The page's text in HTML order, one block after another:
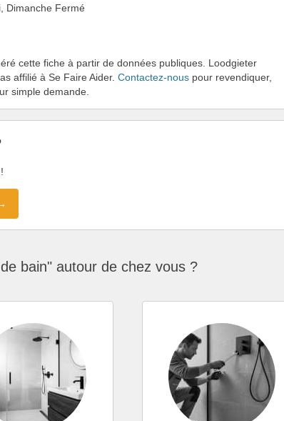
Dimanche Fermé
cette fiche à partir de données publiques. Loodgieter
affilié à Se Faire Aider. Contactez-nous pour revendiquer,
simple demande.
bain" autour de chez vous ?